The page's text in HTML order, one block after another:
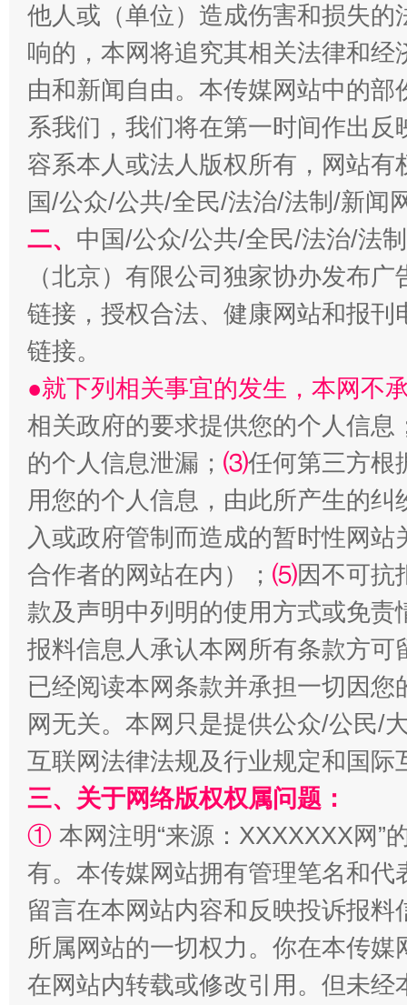
揭批美国五大"原罪" "炒
解纷+调解+退费，一次搞定
站台名比不上好声名
漫山遍野的桃花与雪山、麦地、白藏房 除
招工难、用工荒背后
他人或（单位）造成伤害和损失
响的，本网将追究其相关法律和
由和新闻自由。本传媒网站中的
系我们，我们将在第一时间作出
容系本人或法人版权所有，网站
国/公众/公共/全民/法治/法制/新闻
二、 中国/公众/公共/全民/法治/法
（北京）有限公司独家协办发布
链接，授权合法、健康网站和报
链接。
●就下列相关事宜的发生，本网不
相关政府的要求提供您的个人信息
的个人信息泄漏； ⑶任何第三方根
用您的个人信息，由此所产生的纠
入或政府管制而造成的暂时性网
合作者的网站在内）； ⑸因不可抗
款及声明中列明的使用方式或免责
报料信息人承认本网所有条款方
已经阅读本网条款并承担一切因
网无关。本网只是提供公众/公民/
互联网法律法规及行业规定和国
三、关于网络版权权属问题：
① 本网注明“来源：XXXXXXX网”
有。本传媒网站拥有管理笔名和
留言在本网站内容和反映投诉报
所属网站的一切权力。你在本传
在网站内转载或修改引用。但未